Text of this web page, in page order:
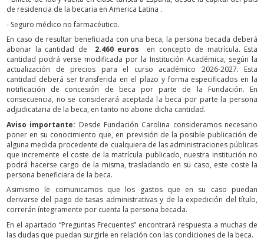
de residencia de la becaria en America Latina .
- Seguro médico no farmacéutico.
En caso de resultar beneficiada con una beca, la persona becada deberá
abonar la cantidad de 2.460 euros en concepto de matrícula. Esta
cantidad podrá verse modificada por la Institución Académica, según la
actualización de precios para el curso académico 2026-2027. Esta
cantidad deberá ser transferida en el plazo y forma especificados en la
notificación de concesión de beca por parte de la Fundación. En
consecuencia, no se considerará aceptada la beca por parte la persona
adjudicataria de la beca, en tanto no abone dicha cantidad.
Aviso importante: Desde Fundación Carolina consideramos necesario
poner en su conocimiento que, en previsión de la posible publicación de
alguna medida procedente de cualquiera de las administraciones públicas
que incremente el coste de la matrícula publicado, nuestra institución no
podrá hacerse cargo de la misma, trasladando en su caso, este coste la
persona beneficiara de la beca.
Asimismo le comunicamos que los gastos que en su caso puedan
derivarse del pago de tasas administrativas y de la expedición del título,
correrán íntegramente por cuenta la persona becada.
En el apartado “Preguntas Frecuentes” encontrará respuesta a muchas de
las dudas que puedan surgirle en relación con las condiciones de la beca.